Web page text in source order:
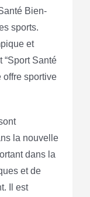
Bien-
sports.
et
“Sport Santé
offre sportive
la nouvelle
dans la
et de
Il est